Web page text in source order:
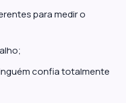
para medir o
confia totalmente